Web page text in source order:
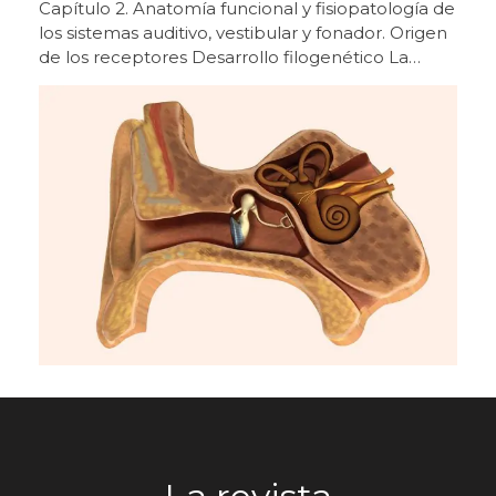
tienen y cómo podemos resolverlos a través de la
mejora de la audición. Ese será el siguiente paso”,
afirmaba. En este sentido, apuntaba a una
evolución del propio sector hacia un enfoque
más amplio, en el que la audición se integre
dentro de una visión global de la salud. Una
relación consolidada con el sector y con la feria
La presencia de Beltone en ExpoÓptica se apoya
en una trayectoria de más de tres décadas.
“Desde 1992 estamos aquí. Es un placer
compartir este espacio con el sector y mantener
una relación tan estrecha con profesionales y
compañeros”, destacaba Otero, subrayando el
valor de la continuidad y la fidelidad como base
de las relaciones construidas a lo largo del
siendo uno de los pilares de la compañía. “Los
ambición de convertir estas instalaciones en un
centro de excelencia productiva, tecnológica y
de servicio, con vocación de referencia
GN, destaca que “este nuevo centro es una
palanca para seguir mejorando nuestro servicio,
ganar capacidad, estrechar aún más la relación
con nuestros clientes y continuar creciendo con
una propuesta cada vez más sólida para el
General Manager del Sur de Europa y Brasil,
señala que “cuando te rodeas de gente con tanto
talento y tanta fuerza, el impacto se multiplica, y
este proyecto refleja muy bien lo que somos
como compañía, una organización unida,
componente simbólico y emocional. Durante la